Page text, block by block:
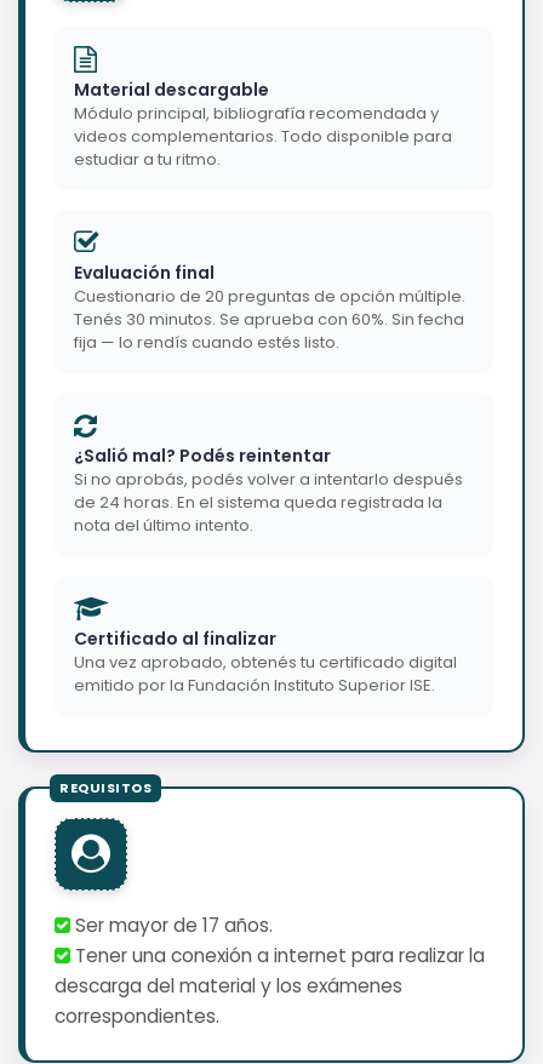
Material descargable
Módulo principal, bibliografía recomendada y
videos complementarios. Todo disponible para
estudiar a tu ritmo.
Evaluación final
Cuestionario de 20 preguntas de opción múltiple.
Tenés 30 minutos. Se aprueba con 60%. Sin fecha
fija — lo rendís cuando estés listo.
¿Salió mal? Podés reintentar
Si no aprobás, podés volver a intentarlo después
de 24 horas. En el sistema queda registrada la
nota del último intento.
Certificado al finalizar
Una vez aprobado, obtenés tu certificado digital
emitido por la Fundación Instituto Superior ISE.
Ser mayor de 17 años.
Tener una conexión a internet para realizar la
descarga del material y los exámenes
correspondientes.